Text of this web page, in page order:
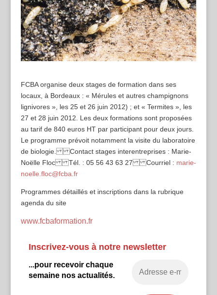
FCBA organise deux stages de formation dans ses
locaux, à Bordeaux : « Mérules et autres champignons
lignivores », les 25 et 26 juin 2012) ; et « Termites », les
27 et 28 juin 2012. Les deux formations sont proposées
au tarif de 840 euros HT par participant pour deux jours.
Le programme prévoit notamment la visite du laboratoire
de biologie. Contact stages interentreprises : Marie-
Noëlle Floc Tél. : 05 56 43 63 27 Courriel : marie-
noelle.floc@fcba.fr
Programmes détaillés et inscriptions dans la rubrique
agenda du site
www.fcbaformation.fr
Inscrivez-vous à notre newsletter
...pour recevoir chaque
semaine nos actualités.